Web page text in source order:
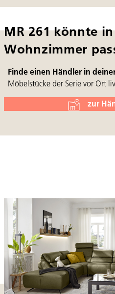
MR 261 könnte
Wohnzimmer
Finde einen Händler in
Möbelstücke der Serie vor Ort
zur